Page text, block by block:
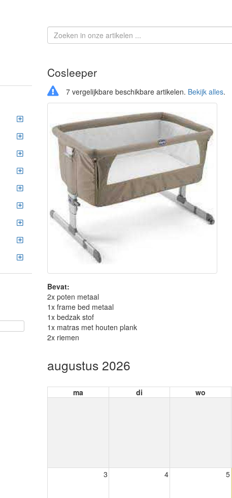
Cosleeper
7 vergelijkbare beschikbare artikelen. Bekijk alles.
Bevat:
2x poten metaal
1x frame bed metaal
1x bedzak stof
1x matras met houten plank
2x riemen
augustus 2026
ma di wo
3 4 5